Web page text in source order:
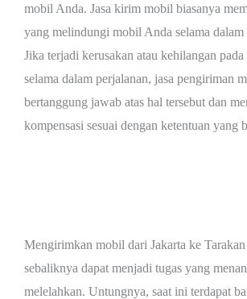
mobil Anda. Jasa kirim mobil biasanya
yang melindungi mobil Anda selama dalam
Jika terjadi kerusakan atau kehilangan
selama dalam perjalanan, jasa pengiriman
bertanggung jawab atas hal tersebut dan
kompensasi sesuai dengan ketentuan yang
Mengirimkan mobil dari Jakarta ke Tarakan
sebaliknya dapat menjadi tugas yang
melelahkan. Untungnya, saat ini terdapat